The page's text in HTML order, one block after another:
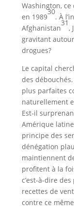
Washington, ce
en 1989
30
. À
Afghanistan
31
,
gravitant
drogues?
Le capital
des
plus parfaites
naturellement
Est-il
Amérique
principe des
dénégation
maintiennent
profitent à la
c’est-à-dire
recettes de
contre ce